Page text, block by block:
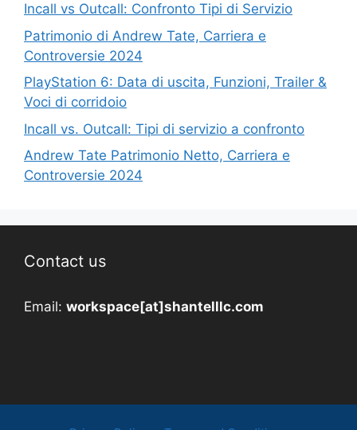
Incall vs Outcall: Confronto Tipi di Servizio
Patrimonio di Andrew Tate, Carriera e
Controversie 2024
PlayStation 6: Data di uscita, Funzioni, Trailer &
Voci di corridoio
Incall vs. Outcall: Tipi di servizio a confronto
Andrew Tate Patrimonio Netto, Carriera e
Controversie 2024
Contact us
Email: workspace[at]shantelllc.com